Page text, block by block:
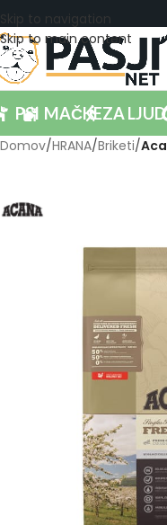
Skip to navigation
Skip to main content
PSI MAČKEZA
Domov/HRANA/Briketi/